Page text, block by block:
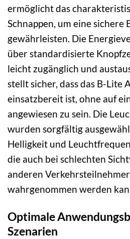
ermöglicht das
Schnappen, um eine sichere
gewährleisten. Die
über standardisierte
leicht zugänglich und
stellt sicher, dass das B-Lite
einsatzbereit ist, ohne auf
angewiesen zu sein. Die
wurden sorgfältig
Helligkeit und
die auch bei schlechten
anderen
wahrgenommen werden
Optimale
Szenarien